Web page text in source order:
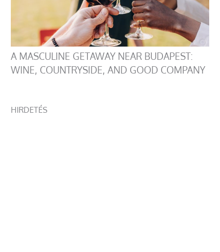
A MASCULINE GETAWAY NEAR BUDAPEST:
WINE, COUNTRYSIDE, AND GOOD COMPANY
HIRDETÉS